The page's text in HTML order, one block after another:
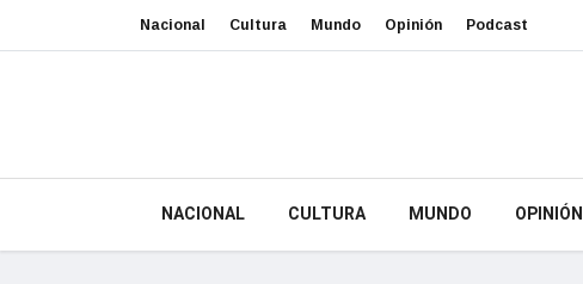
Nacional Cultura Mundo Opinión Podcast
NACIONAL CULTURA MUNDO OPINIÓN